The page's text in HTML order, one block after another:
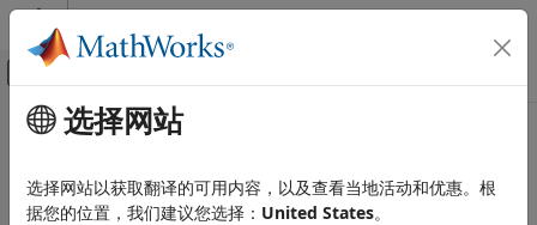
跳到内容
画布外导航菜单切换
文档主页
类别
主要内容
选择网站
选择网站以获取翻译的可用内容，以及查看当地活动和优惠。根
据您的位置，我们建议您选择： United States。